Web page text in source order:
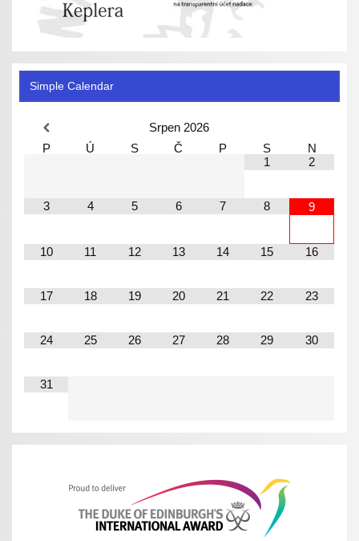
Simple Calendar
Srpen 2026
P
Ú S Č P S
N
1
2
3 4 5 6 7 8 9
10 11 12 13 14 15 16
17 18 19 20 21 22 23
24 25 26 27 28 29 30
31